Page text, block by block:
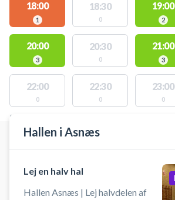
18:00
1
18:30
0
19:00
2
20:00
3
20:30
0
21:00
3
22:00
0
22:30
0
23:00
0
STEDER MED LEDIGE AKTIVITETER
Hallen i Asnæs
Lej en halv hal
Hallen Asnæs | Lej halvdelen af